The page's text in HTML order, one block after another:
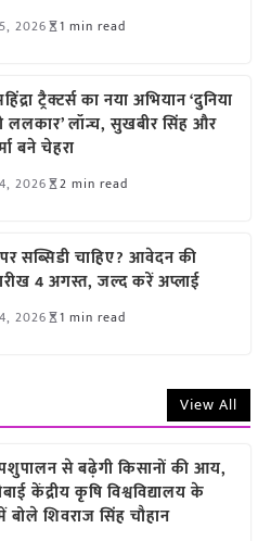
2026 1 min read
ट्रैक्टर्स का नया अभियान ‘दुनिया
ललकार’ लॉन्च, सुखबीर सिंह और
बने चेहरा
2026 2 min read
पर सब्सिडी चाहिए? आवेदन की
4 अगस्त, जल्द करें अप्लाई
2026 1 min read
View All
पशुपालन से बढ़ेगी किसानों की आय,
केंद्रीय कृषि विश्वविद्यालय के
बोले शिवराज सिंह चौहान